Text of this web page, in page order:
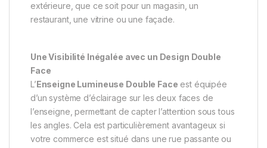
extérieure, que ce soit pour un magasin, un
restaurant, une vitrine ou une façade.
Une Visibilité Inégalée avec un Design Double
Face
L’Enseigne Lumineuse Double Face est équipée
d’un système d’éclairage sur les deux faces de
l’enseigne, permettant de capter l’attention sous tous
les angles. Cela est particulièrement avantageux si
votre commerce est situé dans une rue passante ou